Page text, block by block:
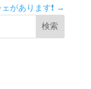
があります❗️ →
検索